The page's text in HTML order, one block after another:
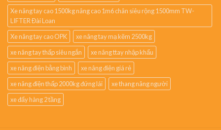
Xe nâng tay cao 1500kg nâng cao 1m6 chân siêu rộng 1500mm TW-
LIFTER Đài Loan
Xe nâng tay cao OPK
xe nâng tay mạ kẽm 2500kg
xe nâng tay thấp siêu ngắn
xe nâng ttay nhập khẩu
xe nâng điện bằng bình
xe nâng điện giá rẻ
xe nâng điện thấp 2000kg đứng lái
xe thang nâng người
xe đẩy hàng 2 tầng